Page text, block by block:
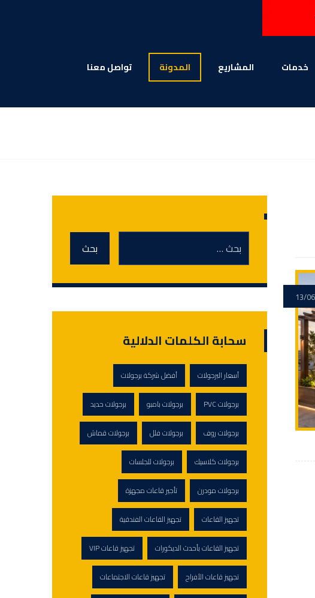
خدمات المشاریع المدونة تواصل معنا
13/
سحابة الكلمات الدلالية
أسعار البرجولات أفضل شركة برجولات
برجولات PVC برجولات بامبو برجولات حديد
برجولات روف برجولات فلل برجولات قماش
برجولات كلاسيك برجولات للجلسات
برجولات مودرن تأجير قاعات مجهزة
تجهيز القاعات تجهيز القاعات الفندقية
تجهيز القاعات بأحدث الديكورات تجهيز قاعات VIP
تجهيز قاعات الأفراح تجهيز قاعات الاجتماعات